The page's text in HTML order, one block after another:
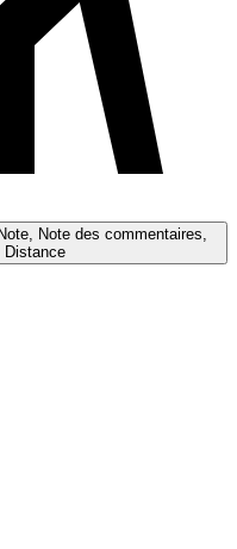
Note des commentaires,
Distance